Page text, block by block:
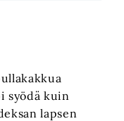
syödä kuin
lapsen